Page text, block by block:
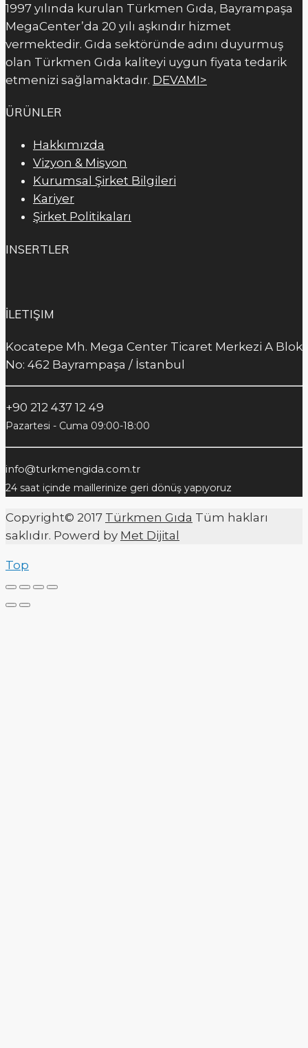
1997 yılında kurulan Türkmen Gıda, Bayrampaşa
MegaCenter’da 20 yılı aşkındır hizmet
vermektedir. Gıda sektöründe adını duyurmuş
olan Türkmen Gıda kaliteyi uygun fiyata tedarik
etmenizi sağlamaktadır. DEVAMI>
ÜRÜNLER
Hakkımızda
Vizyon & Misyon
Kurumsal Şirket Bilgileri
Kariyer
Şirket Politikaları
INSERTLER
İLETIŞIM
Kocatepe Mh. Mega Center Ticaret Merkezi A Blok
No: 462 Bayrampaşa / İstanbul
+90 212 437 12 49
Pazartesi - Cuma 09:00-18:00
info@turkmengida.com.tr
24 saat içinde maillerinize geri dönüş yapıyoruz
Copyright© 2017 Türkmen Gıda Tüm hakları
saklıdır. Powerd by Met Dijital
Top